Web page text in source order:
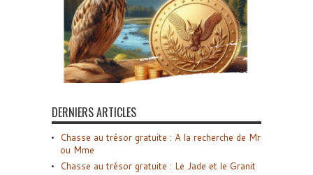
DERNIERS ARTICLES
Chasse au trésor gratuite : A la recherche de Mr
ou Mme
Chasse au trésor gratuite : Le Jade et le Granit